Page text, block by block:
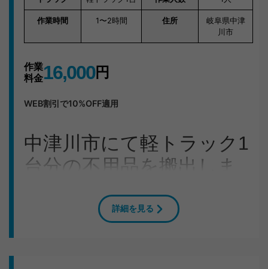
作業時間 1〜2時間 住所
岐阜県中津
川市
作業
料金16,000円
WEB割引で10%OFF適用
中津川市にて軽トラック1
台分の不用品を搬出しま
岐阜県中津川市のJ様よりご依頼をいただき、テレビ・そ
詳細を見る